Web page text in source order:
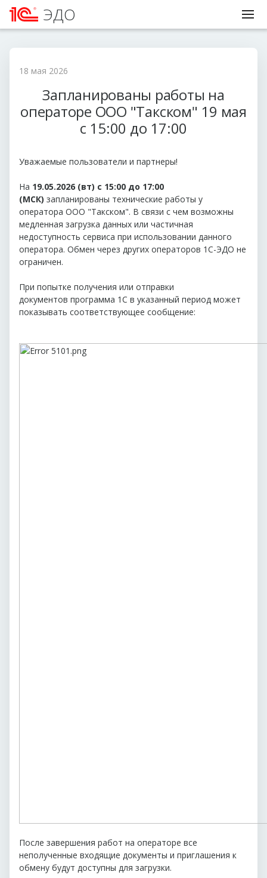
ЭДО
18 мая 2026
Запланированы работы на
операторе ООО "Такском" 19 мая
с 15:00 до 17:00
Уважаемые пользователи и партнеры!
На 19.05.2026 (вт) с 15:00 до 17:00
(МСК) запланированы технические работы у
оператора ООО "Такском". В связи с чем возможны
медленная загрузка данных или частичная
недоступность сервиса при использовании данного
оператора. Обмен через других операторов 1С-ЭДО не
ограничен.
При попытке получения или отправки
документов программа 1С в указанный период может
показывать соответствующее сообщение:
После завершения работ на операторе все
неполученные входящие документы и приглашения к
обмену будут доступны для загрузки.